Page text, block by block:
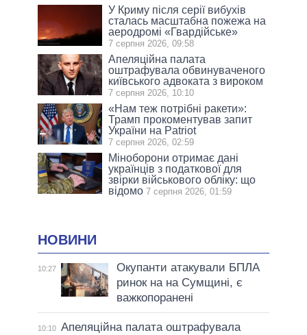
У Криму після серії вибухів
сталась масштабна пожежа на
аеродромі «Гвардійське»
7 серпня 2026, 09:58
Апеляційна палата
оштрафувала обвинуваченого
київського адвоката з вироком
7 серпня 2026, 10:10
«Нам теж потрібні ракети»:
Трамп прокоментував запит
України на Patriot
7 серпня 2026, 02:59
Міноборони отримає дані
українців з податкової для
звірки військового обліку: що
відомо 7 серпня 2026, 01:59
НОВИНИ
10:27
Окупанти атакували БПЛА
ринок на на Сумщині, є
важкопоранені
10:10 Апеляційна палата оштрафувала